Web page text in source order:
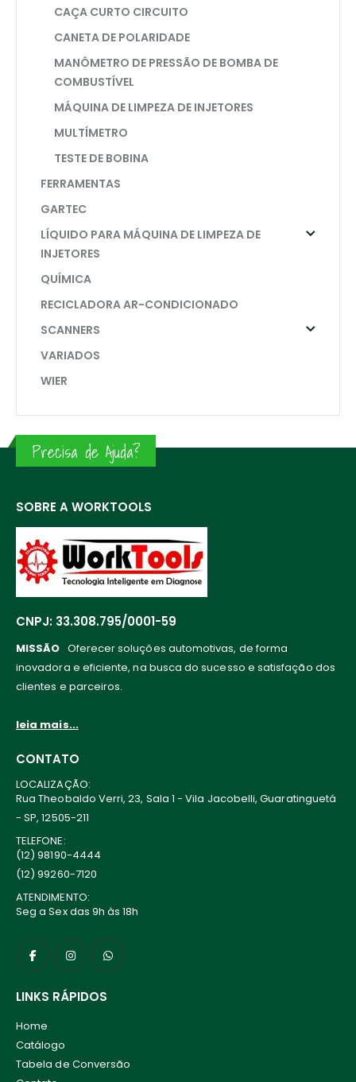
CAÇA CURTO CIRCUITO
CANETA DE POLARIDADE
MANÔMETRO DE PRESSÃO DE BOMBA DE
COMBUSTÍVEL
MÁQUINA DE LIMPEZA DE INJETORES
MULTÍMETRO
TESTE DE BOBINA
FERRAMENTAS
GARTEC
LÍQUIDO PARA MÁQUINA DE LIMPEZA DE
INJETORES
QUÍMICA
RECICLADORA AR-CONDICIONADO
SCANNERS
VARIADOS
WIER
Precisa de Ajuda?
SOBRE A WORKTOOLS
CNPJ: 33.308.795/0001-59
MISSÃO Oferecer soluções automotivas, de forma
inovadora e eficiente, na busca do sucesso e satisfação dos
clientes e parceiros.
leia mais...
CONTATO
LOCALIZAÇÃO:
Rua Theobaldo Verri, 23, Sala 1 - Vila Jacobelli, Guaratinguetá
- SP, 12505-211
TELEFONE:
(12) 98190-4444
(12) 99260-7120
ATENDIMENTO:
Seg a Sex das 9h às 18h
LINKS RÁPIDOS
Home
Catálogo
Tabela de Conversão